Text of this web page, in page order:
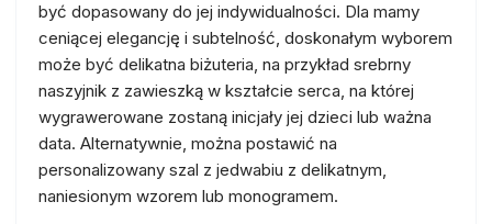
być dopasowany do jej indywidualności. Dla mamy
ceniącej elegancję i subtelność, doskonałym wyborem
może być delikatna biżuteria, na przykład srebrny
naszyjnik z zawieszką w kształcie serca, na której
wygrawerowane zostaną inicjały jej dzieci lub ważna
data. Alternatywnie, można postawić na
personalizowany szal z jedwabiu z delikatnym,
naniesionym wzorem lub monogramem.